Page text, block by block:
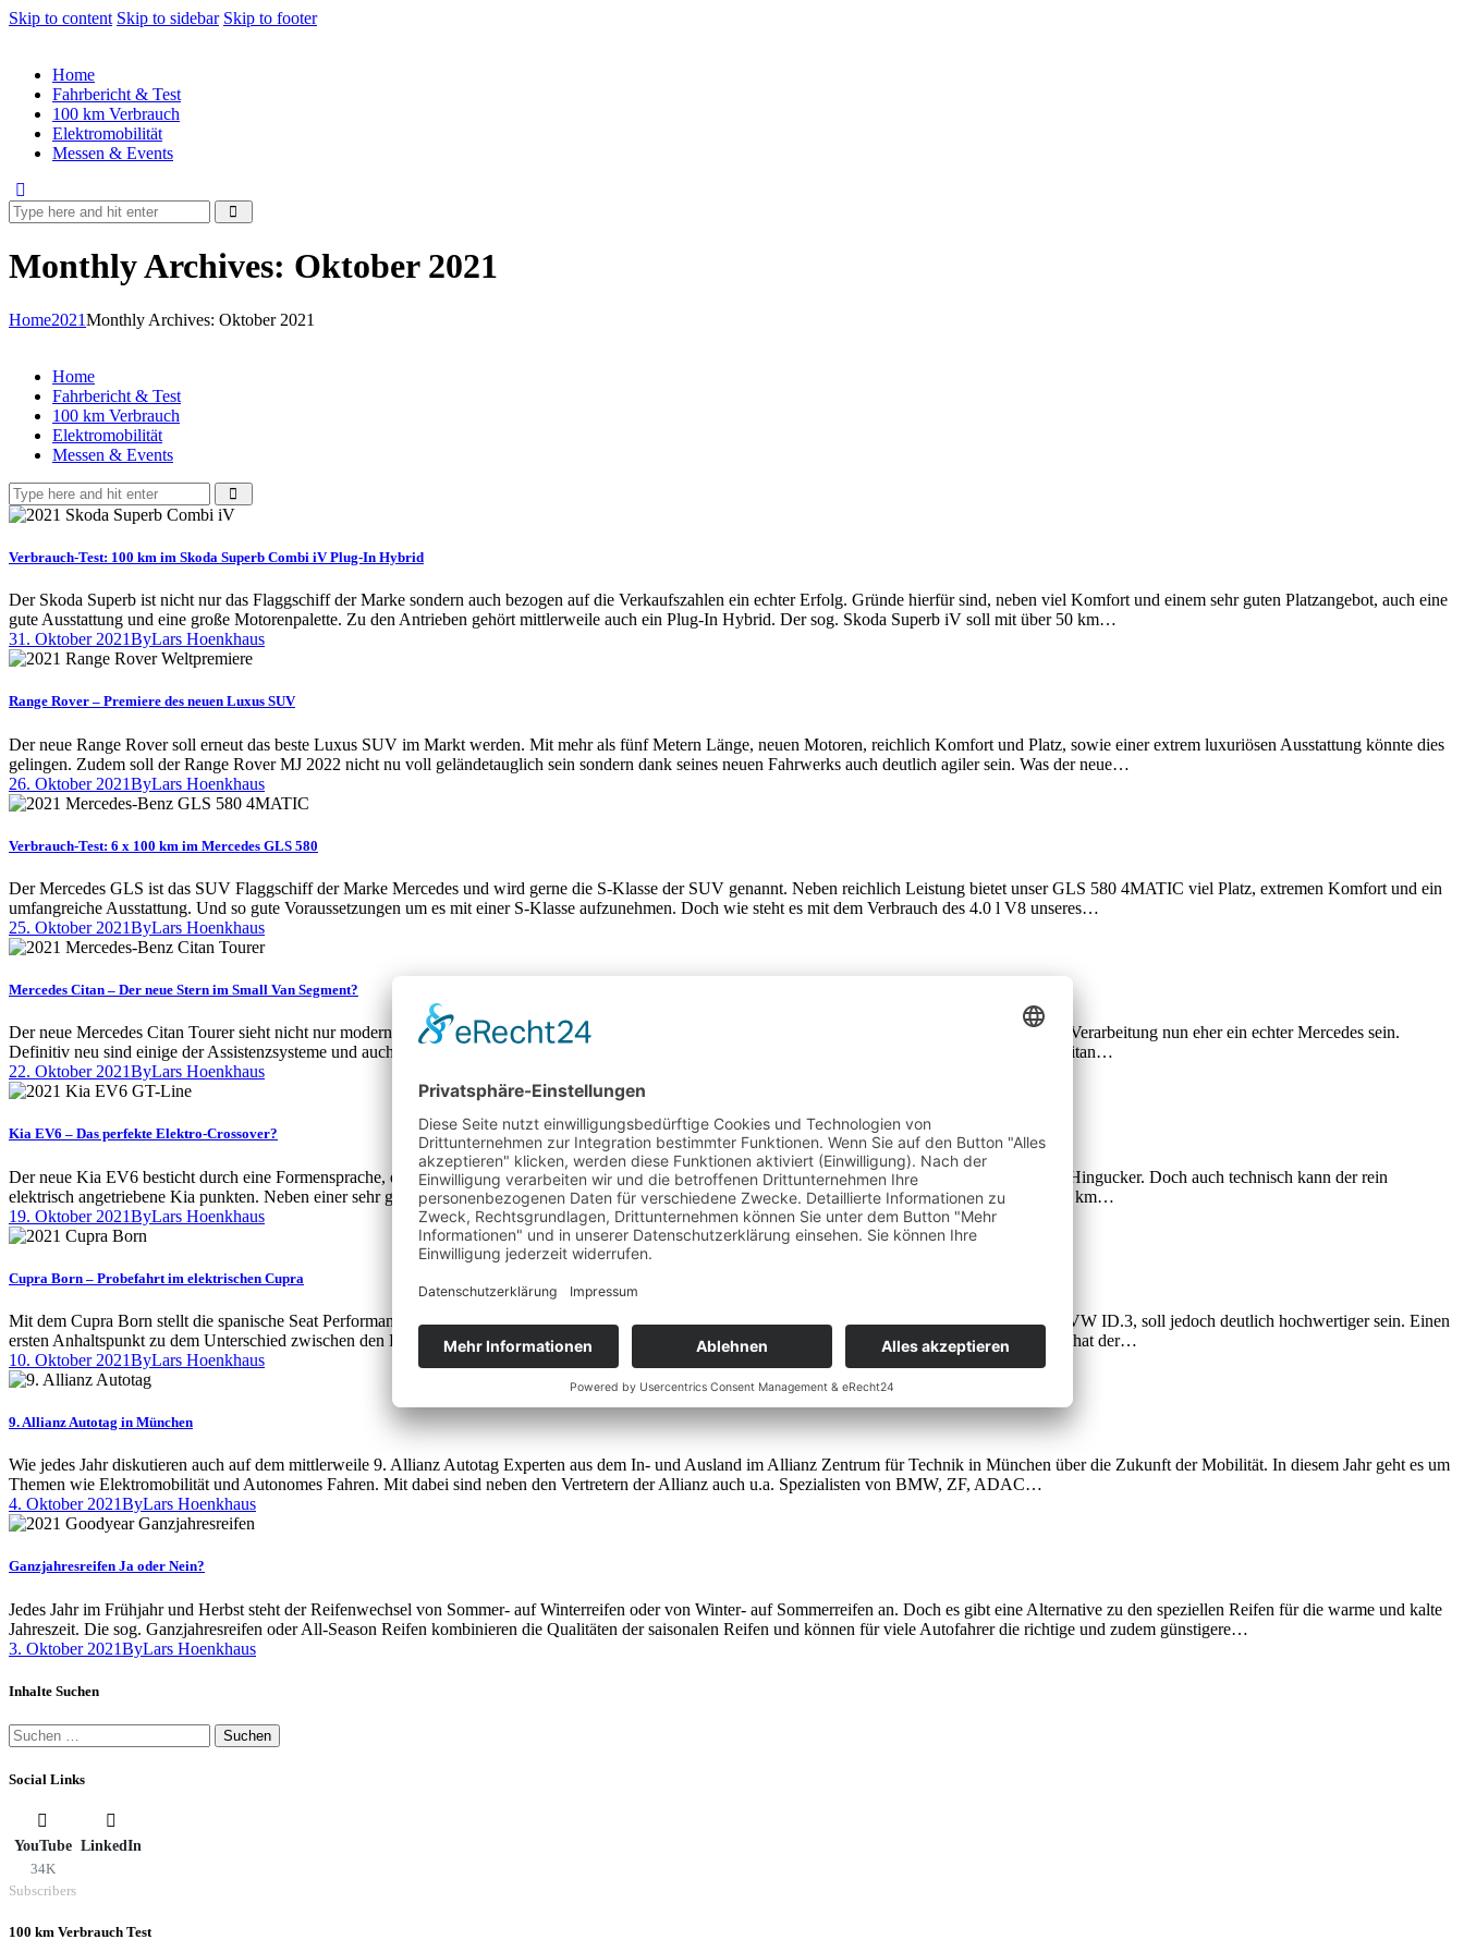
Skip to content Skip to sidebar Skip to footer
Home
Fahrbericht & Test
100 km Verbrauch
Elektromobilität
Messen & Events
Monthly Archives: Oktober 2021
Home2021Monthly Archives: Oktober 2021
Home
Fahrbericht & Test
100 km Verbrauch
Elektromobilität
Messen & Events
Verbrauch-Test: 100 km im Skoda Superb Combi iV Plug-In Hybrid
Der Skoda Superb ist nicht nur das Flaggschiff der Marke sondern auch bezogen auf die Verkaufszahlen ein echter Erfolg. Gründe hierfür sind, neben viel Komfort und einem sehr guten Platzangebot, auch eine
gute Ausstattung und eine große Motorenpalette. Zu den Antrieben gehört mittlerweile auch ein Plug-In Hybrid. Der sog. Skoda Superb iV soll mit über 50 km…
31. Oktober 2021ByLars Hoenkhaus
Range Rover – Premiere des neuen Luxus SUV
Der neue Range Rover soll erneut das beste Luxus SUV im Markt werden. Mit mehr als fünf Metern Länge, neuen Motoren, reichlich Komfort und Platz, sowie einer extrem luxuriösen Ausstattung könnte dies
gelingen. Zudem soll der Range Rover MJ 2022 nicht nu voll geländetauglich sein sondern dank seines neuen Fahrwerks auch deutlich agiler sein. Was der neue…
26. Oktober 2021ByLars Hoenkhaus
Verbrauch-Test: 6 x 100 km im Mercedes GLS 580
Der Mercedes GLS ist das SUV Flaggschiff der Marke Mercedes und wird gerne die S-Klasse der SUV genannt. Neben reichlich Leistung bietet unser GLS 580 4MATIC viel Platz, extremen Komfort und ein
umfangreiche Ausstattung. Und so gute Voraussetzungen um es mit einer S-Klasse aufzunehmen. Doch wie steht es mit dem Verbrauch des 4.0 l V8 unseres…
25. Oktober 2021ByLars Hoenkhaus
Mercedes Citan – Der neue Stern im Small Van Segment?
Der neue Mercedes Citan Tourer sieht nicht nur moderner aus als sein Vorgänger. Er soll neben deutlich mehr Komfort auch beim Thema Ausstattung und Verarbeitung nun eher ein echter Mercedes sein.
Definitiv neu sind einige der Assistenzsysteme und auch MBUX ist nun mit an Bord. Ebenfalls sofort erkennbar ist das neue, nun modernere Design des Citan…
22. Oktober 2021ByLars Hoenkhaus
Kia EV6 – Das perfekte Elektro-Crossover?
Der neue Kia EV6 besticht durch eine Formensprache, die Ihresgleichen sucht. Innen wie Außen ist der technische Bruder des Hyundai Ioniq 5 ein echter Hingucker. Doch auch technisch kann der rein
elektrisch angetriebene Kia punkten. Neben einer sehr guten Ausstattung fährt der EV6 mit seiner bis zu 77,4 kWh großen Batterie laut Hersteller über 500 km…
19. Oktober 2021ByLars Hoenkhaus
Cupra Born – Probefahrt im elektrischen Cupra
Mit dem Cupra Born stellt die spanische Seat Performance Marke ihr erstes rein elektrisches Auto vor. Der Born basiert auf der gleichen Plattform wie der VW ID.3, soll jedoch deutlich hochwertiger sein. Einen
ersten Anhaltspunkt zu dem Unterschied zwischen den Fahrzeugen bekommt man direkt beim Blick auf das Exterieur Design. Doch auch unter der Haube hat der…
10. Oktober 2021ByLars Hoenkhaus
9. Allianz Autotag in München
Wie jedes Jahr diskutieren auch auf dem mittlerweile 9. Allianz Autotag Experten aus dem In- und Ausland im Allianz Zentrum für Technik in München über die Zukunft der Mobilität. In diesem Jahr geht es um
Themen wie Elektromobilität und Autonomes Fahren. Mit dabei sind neben den Vertretern der Allianz auch u.a. Spezialisten von BMW, ZF, ADAC…
4. Oktober 2021ByLars Hoenkhaus
Ganzjahresreifen Ja oder Nein?
Jedes Jahr im Frühjahr und Herbst steht der Reifenwechsel von Sommer- auf Winterreifen oder von Winter- auf Sommerreifen an. Doch es gibt eine Alternative zu den speziellen Reifen für die warme und kalte
Jahreszeit. Die sog. Ganzjahresreifen oder All-Season Reifen kombinieren die Qualitäten der saisonalen Reifen und können für viele Autofahrer die richtige und zudem günstigere…
3. Oktober 2021ByLars Hoenkhaus
Inhalte Suchen
Suchen
nach:
Social Links
YouTube
34K
Subscribers
LinkedIn
100 km Verbrauch Test